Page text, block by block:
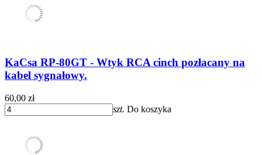
KaCsa RP-80GT - Wtyk RCA cinch pozłacany na
kabel sygnałowy.
60,00 zł
szt. Do koszyka